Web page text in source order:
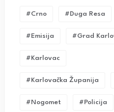
#crno #duga Resa
#emisija #grad
#karlovac
#karlovačka Županija
#nogomet #policija